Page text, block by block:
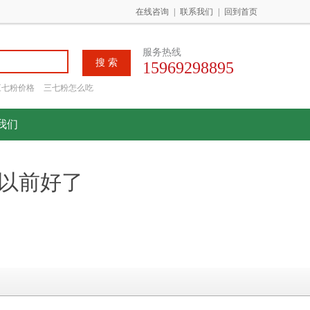
在线咨询 联系我们 回到首页
服务热线
15969298895
粉价格 三七粉怎么吃
们
前好了